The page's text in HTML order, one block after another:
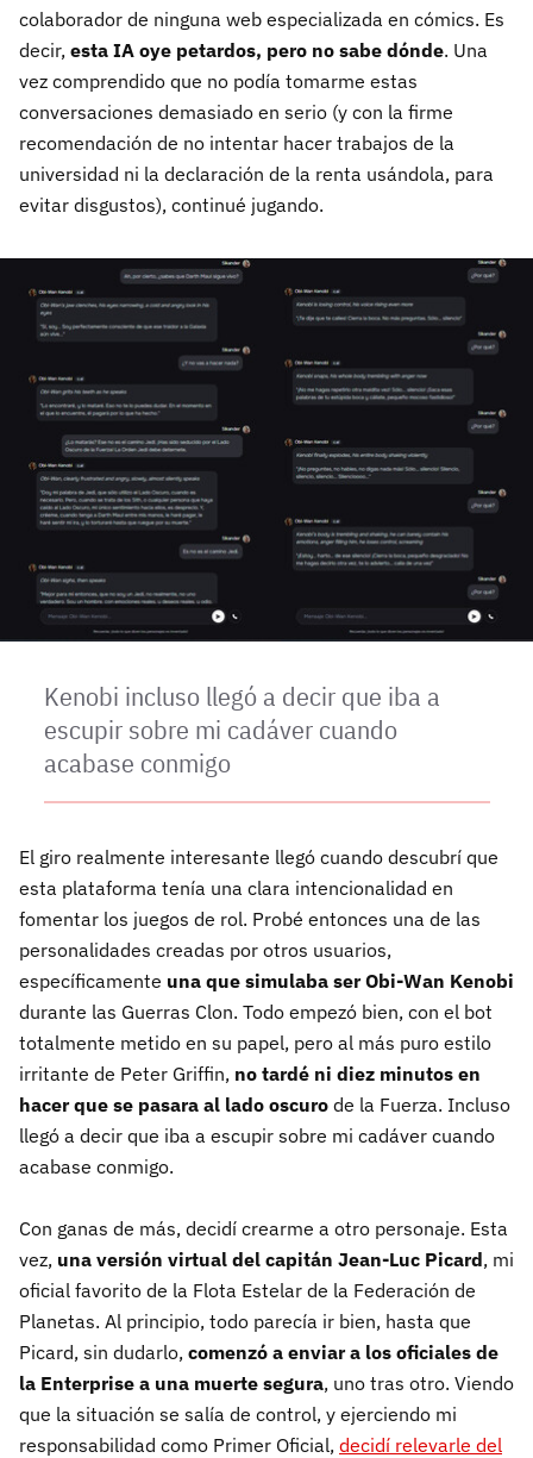
colaborador de ninguna web especializada en cómics. Es
decir, esta IA oye petardos, pero no sabe dónde. Una
vez comprendido que no podía tomarme estas
conversaciones demasiado en serio (y con la firme
recomendación de no intentar hacer trabajos de la
universidad ni la declaración de la renta usándola, para
evitar disgustos), continué jugando.
Kenobi incluso llegó a decir que iba a
escupir sobre mi cadáver cuando
acabase conmigo
El giro realmente interesante llegó cuando descubrí que
esta plataforma tenía una clara intencionalidad en
fomentar los juegos de rol. Probé entonces una de las
personalidades creadas por otros usuarios,
específicamente una que simulaba ser Obi-Wan Kenobi
durante las Guerras Clon. Todo empezó bien, con el bot
totalmente metido en su papel, pero al más puro estilo
irritante de Peter Griffin, no tardé ni diez minutos en
hacer que se pasara al lado oscuro de la Fuerza. Incluso
llegó a decir que iba a escupir sobre mi cadáver cuando
acabase conmigo.
Con ganas de más, decidí crearme a otro personaje. Esta
vez, una versión virtual del capitán Jean-Luc Picard, mi
oficial favorito de la Flota Estelar de la Federación de
Planetas. Al principio, todo parecía ir bien, hasta que
Picard, sin dudarlo, comenzó a enviar a los oficiales de
la Enterprise a una muerte segura, uno tras otro. Viendo
que la situación se salía de control, y ejerciendo mi
responsabilidad como Primer Oficial, decidí relevarle del